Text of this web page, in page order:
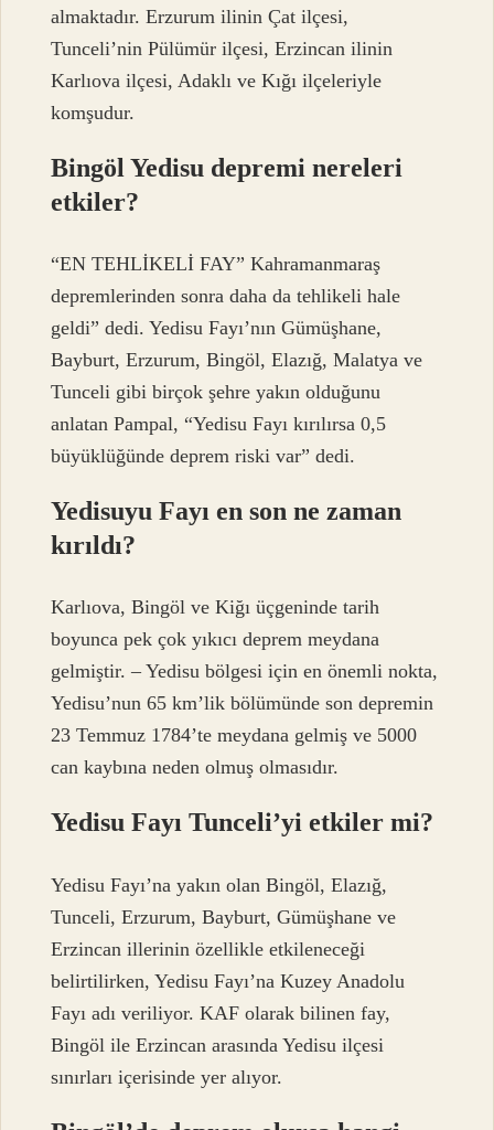
almaktadır. Erzurum ilinin Çat ilçesi,
Tunceli’nin Pülümür ilçesi, Erzincan ilinin
Karlıova ilçesi, Adaklı ve Kığı ilçeleriyle
komşudur.
Bingöl Yedisu depremi nereleri
etkiler?
“EN TEHLİKELİ FAY” Kahramanmaraş
depremlerinden sonra daha da tehlikeli hale
geldi” dedi. Yedisu Fayı’nın Gümüşhane,
Bayburt, Erzurum, Bingöl, Elazığ, Malatya ve
Tunceli gibi birçok şehre yakın olduğunu
anlatan Pampal, “Yedisu Fayı kırılırsa 0,5
büyüklüğünde deprem riski var” dedi.
Yedisuyu Fayı en son ne zaman
kırıldı?
Karlıova, Bingöl ve Kiğı üçgeninde tarih
boyunca pek çok yıkıcı deprem meydana
gelmiştir. – Yedisu bölgesi için en önemli nokta,
Yedisu’nun 65 km’lik bölümünde son depremin
23 Temmuz 1784’te meydana gelmiş ve 5000
can kaybına neden olmuş olmasıdır.
Yedisu Fayı Tunceli’yi etkiler mi?
Yedisu Fayı’na yakın olan Bingöl, Elazığ,
Tunceli, Erzurum, Bayburt, Gümüşhane ve
Erzincan illerinin özellikle etkileneceği
belirtilirken, Yedisu Fayı’na Kuzey Anadolu
Fayı adı veriliyor. KAF olarak bilinen fay,
Bingöl ile Erzincan arasında Yedisu ilçesi
sınırları içerisinde yer alıyor.